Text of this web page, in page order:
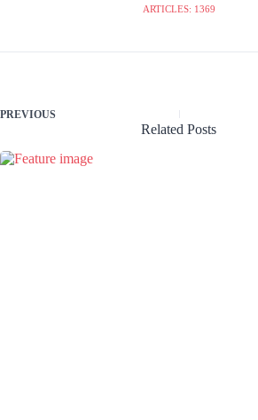
ARTICLES: 1369
PREVIOUS
Related Posts